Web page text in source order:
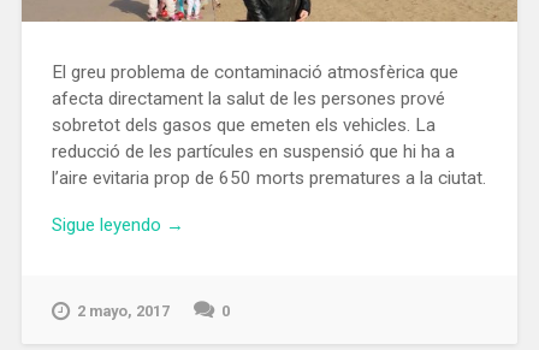
El greu problema de contaminació atmosfèrica que
afecta directament la salut de les persones prové
sobretot dels gasos que emeten els vehicles. La
reducció de les partícules en suspensió que hi ha a
l’aire evitaria prop de 650 morts prematures a la ciutat.
Sigue leyendo «L’aire
supera
→
2 mayo, 2017 0